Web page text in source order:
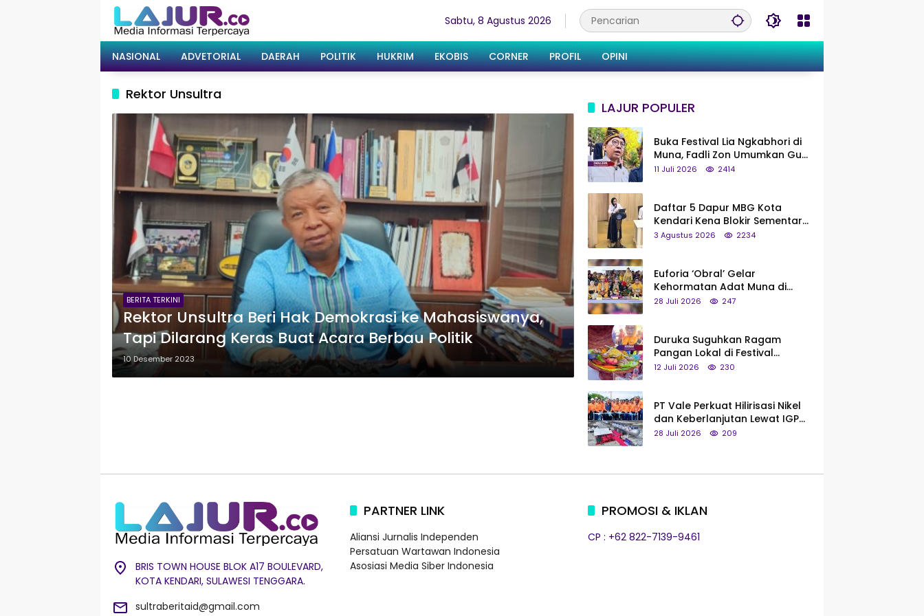
Sabtu, 8 Agustus 2026
NASIONAL ADVETORIAL DAERAH POLITIK HUKRIM EKOBIS CORNER PROFIL OPINI
Rektor Unsultra
BERITA TERKINI
Rektor Unsultra Beri Hak Demokrasi ke Mahasiswanya,
Tapi Dilarang Keras Buat Acara Berbau Politik
10 Desember 2023
LAJUR POPULER
Buka Festival Lia Ngkabhori di
Muna, Fadli Zon Umumkan Gua
Metanduno Segera Naik Status
11 Juli 2026 2414
Daftar 5 Dapur MBG Kota
Kendari Kena Blokir Sementara
dari Pusat
3 Agustus 2026 2234
Euforia ‘Obral’ Gelar
Kehormatan Adat Muna di
Silaturahmi KKMM, Ridwan Bae:
28 Juli 2026 247
Duruka Suguhkan Ragam
Pangan Lokal di Festival
Liangkobhori, Dari Umbi Rebus
12 Juli 2026 230
PT Vale Perkuat Hilirisasi Nikel
dan Keberlanjutan Lewat IGP
Morowali
28 Juli 2026 209
BRIS TOWN HOUSE BLOK A17 BOULEVARD,
KOTA KENDARI, SULAWESI TENGGARA.
sultraberitaid@gmail.com
PARTNER LINK
Aliansi Jurnalis Independen
Persatuan Wartawan Indonesia
Asosiasi Media Siber Indonesia
PROMOSI & IKLAN
CP : +62 822-7139-9461